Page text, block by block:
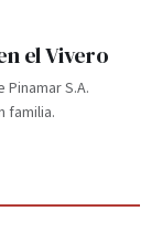
el Vivero
S.A.
familia.